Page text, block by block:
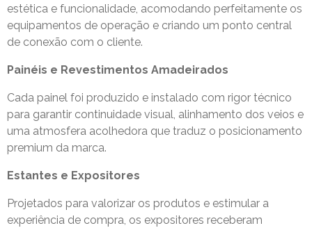
estética e funcionalidade, acomodando perfeitamente os
equipamentos de operação e criando um ponto central
de conexão com o cliente.
Painéis e Revestimentos Amadeirados
Cada painel foi produzido e instalado com rigor técnico
para garantir continuidade visual, alinhamento dos veios e
uma atmosfera acolhedora que traduz o posicionamento
premium da marca.
Estantes e Expositores
Projetados para valorizar os produtos e estimular a
experiência de compra, os expositores receberam